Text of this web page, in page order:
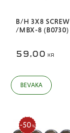
till i favoriter
B/H 3X8 SCREW
/MBX-8 (B0730)
59,00 KR
50 %